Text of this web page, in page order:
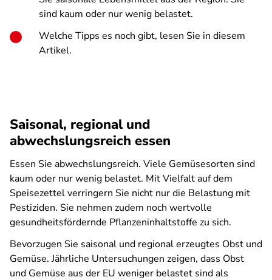
sind kaum oder nur wenig belastet.
Welche Tipps es noch gibt, lesen Sie in diesem
Artikel.
Saisonal, regional und
abwechslungsreich essen
Essen Sie abwechslungsreich. Viele Gemüsesorten sind
kaum oder nur wenig belastet. Mit Vielfalt auf dem
Speisezettel verringern Sie nicht nur die Belastung mit
Pestiziden. Sie nehmen zudem noch wertvolle
gesundheitsfördernde Pflanzeninhaltstoffe zu sich.
Bevorzugen Sie saisonal und regional erzeugtes Obst und
Gemüse. Jährliche Untersuchungen zeigen, dass Obst
und Gemüse aus der EU weniger belastet sind als